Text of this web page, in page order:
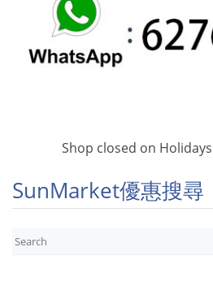
Shop closed on
SunMarket優惠搜尋